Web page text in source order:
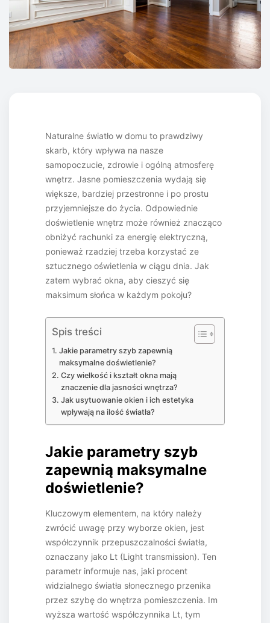
Naturalne światło w domu to prawdziwy
skarb, który wpływa na nasze
samopoczucie, zdrowie i ogólną atmosferę
wnętrz. Jasne pomieszczenia wydają się
większe, bardziej przestronne i po prostu
przyjemniejsze do życia. Odpowiednie
doświetlenie wnętrz może również znacząco
obniżyć rachunki za energię elektryczną,
ponieważ rzadziej trzeba korzystać ze
sztucznego oświetlenia w ciągu dnia. Jak
zatem wybrać okna, aby cieszyć się
maksimum słońca w każdym pokoju?
Spis treści
Jakie parametry szyb zapewnią
maksymalne doświetlenie?
Czy wielkość i kształt okna mają
znaczenie dla jasności wnętrza?
Jak usytuowanie okien i ich estetyka
wpływają na ilość światła?
Jakie parametry szyb
zapewnią maksymalne
doświetlenie?
Kluczowym elementem, na który należy
zwrócić uwagę przy wyborze okien, jest
współczynnik przepuszczalności światła,
oznaczany jako Lt (Light transmission). Ten
parametr informuje nas, jaki procent
widzialnego światła słonecznego przenika
przez szybę do wnętrza pomieszczenia. Im
wyższa wartość współczynnika Lt, tym